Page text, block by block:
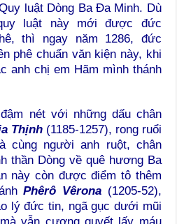
luật Dòng Ba Đa Minh. Dù
luật này mới được đức
thì ngay năm 1286, đức
phê chuẩn văn kiện này, khi
anh chị em Hãm mình thánh
nét với những dấu chân
Thịnh (1185-1257), rong ruổi
cùng người anh ruột, chân
thần Dòng về quê hương Ba
này còn được điểm tô thêm
Phêrô Vêrona (1205-52),
lý đức tin, ngã gục dưới mũi
vẫn cương quyết lấy máu